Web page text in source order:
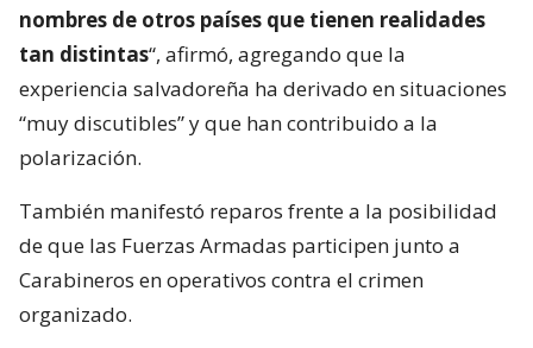
nombres de otros países que tienen realidades
tan distintas“, afirmó, agregando que la
experiencia salvadoreña ha derivado en situaciones
“muy discutibles” y que han contribuido a la
polarización.
También manifestó reparos frente a la posibilidad
de que las Fuerzas Armadas participen junto a
Carabineros en operativos contra el crimen
organizado.